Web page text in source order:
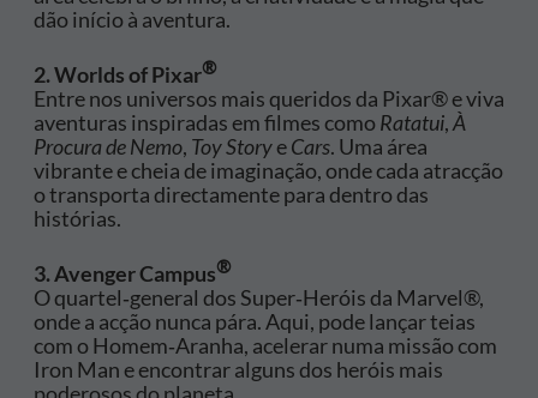
dão início à aventura.
2. Worlds of Pixar®
Entre nos universos mais queridos da Pixar® e viva
aventuras inspiradas em filmes comoRatatui,À
Procura de Nemo, Toy StoryeCars. Uma área
vibrante e cheia de imaginação, onde cada atracção
o transporta directamente para dentro das
histórias.
3. Avenger Campus®
O quartel‑general dos Super‑Heróis da Marvel®,
onde a acção nunca pára. Aqui, pode lançar teias
com o Homem‑Aranha, acelerar numa missão com
Iron Man e encontrar alguns dos heróis mais